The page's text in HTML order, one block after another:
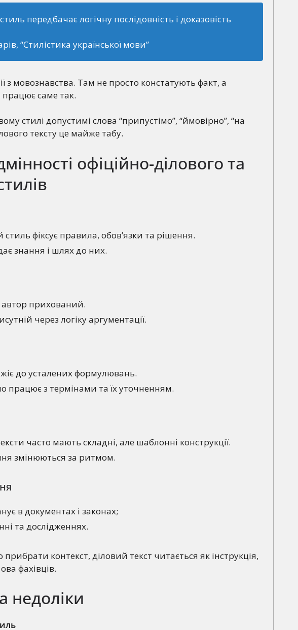
передбачає логічну послідовність і доказовість
“Стилістика української мови”
з мовознавства. Там не просто констатують факт, а
саме так.
стилі допустимі слова “припустімо”, “ймовірно”, “на
тексту це майже табу.
офіційно-ділового та
фіксує правила, обов’язки та рішення.
знання і шлях до них.
автор прихований.
через логіку аргументації.
до усталених формулювань.
працює з термінами та їх уточненням.
часто мають складні, але шаблонні конструкції.
змінюються за ритмом.
в документах і законах;
та дослідженнях.
контекст, діловий текст читається як інструкція,
фахівців.
недоліки